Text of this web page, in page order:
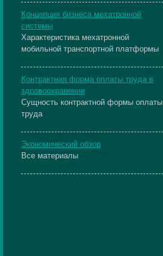
Концепция бизнеса мехатронной
системы
Характеристика мехатронной
мобильной транспортной платформы
Контрактная форма оплаты труда в
здравоохранении
Сущность контрактной формы оплаты
труда
Экономический обзор
Все материалы